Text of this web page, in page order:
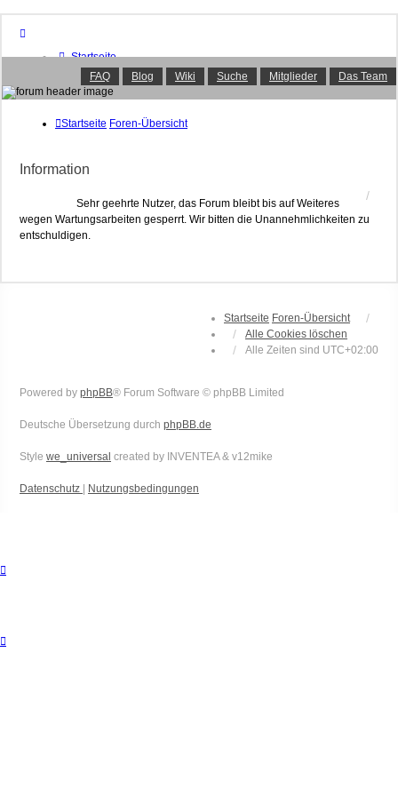
Startseite
Foren-Übersicht
FAQ
Suche
Aktive Themen
Das Team
FAQ Blog Wiki Suche Mitglieder Das Team
Startseite Foren-Übersicht
Information
Sehr geehrte Nutzer, das Forum bleibt bis auf Weiteres
wegen Wartungsarbeiten gesperrt. Wir bitten die Unannehmlichkeiten zu
entschuldigen.
Startseite Foren-Übersicht
Alle Cookies löschen
Alle Zeiten sind UTC+02:00
Powered by phpBB® Forum Software © phpBB Limited
Deutsche Übersetzung durch phpBB.de
Style we_universal created by INVENTEA & v12mike
Datenschutz Nutzungsbedingungen